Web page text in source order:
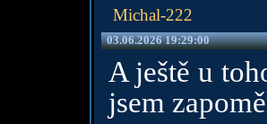
Michal-222
03.06.2026 19:29:00
A ještě u
jsem